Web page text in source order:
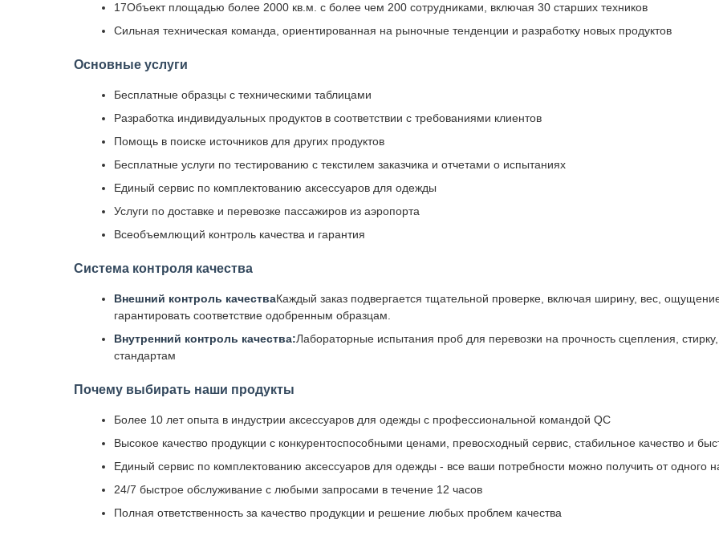
17Объект площадью более 2000 кв.м. с более чем 200 сотрудниками, включая 30 старших техников
Сильная техническая команда, ориентированная на рыночные тенденции и разработку новых продуктов
Основные услуги
Бесплатные образцы с техническими таблицами
Разработка индивидуальных продуктов в соответствии с требованиями клиентов
Помощь в поиске источников для других продуктов
Бесплатные услуги по тестированию с текстилем заказчика и отчетами о испытаниях
Единый сервис по комплектованию аксессуаров для одежды
Услуги по доставке и перевозке пассажиров из аэропорта
Всеобъемлющий контроль качества и гарантия
Система контроля качества
Внешний контроль качестваКаждый заказ подвергается тщательной проверке, включая ширину, вес,
гарантировать соответствие одобренным образцам.
Внутренний контроль качества:Лабораторные испытания проб для перевозки на прочность сцепления,
стандартам
Почему выбирать наши продукты
Более 10 лет опыта в индустрии аксессуаров для одежды с профессиональной командой QC
Высокое качество продукции с конкурентоспособными ценами, превосходный сервис, стабильное качество и
Единый сервис по комплектованию аксессуаров для одежды - все ваши потребности можно получить от одного
24/7 быстрое обслуживание с любыми запросами в течение 12 часов
Полная ответственность за качество продукции и решение любых проблем качества